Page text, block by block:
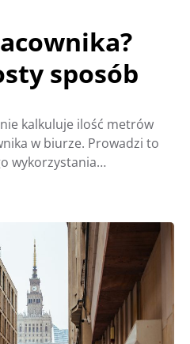
sposób
kalkuluje ilość metrów
w biurze. Prowadzi to
wykorzystania…